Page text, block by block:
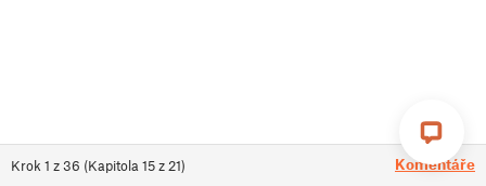
Krok 1 z36 (Kapitola 15z 21) Komentáře